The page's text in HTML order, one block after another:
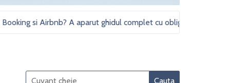
si Airbnb? A aparut ghidul complet cu obligatii fiscale si studii